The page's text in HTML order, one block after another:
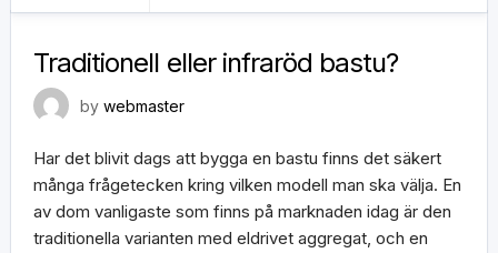
Traditionell eller infraröd bastu?
by webmaster
Har det blivit dags att bygga en bastu finns det säkert
många frågetecken kring vilken modell man ska välja. En
av dom vanligaste som finns på marknaden idag är den
traditionella varianten med eldrivet aggregat, och en